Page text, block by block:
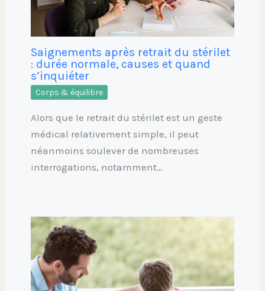
Saignements après retrait du stérilet
: durée normale, causes et quand
s’inquiéter
Corps & équilibre
Alors que le retrait du stérilet est un geste
médical relativement simple, il peut
néanmoins soulever de nombreuses
interrogations, notamment…